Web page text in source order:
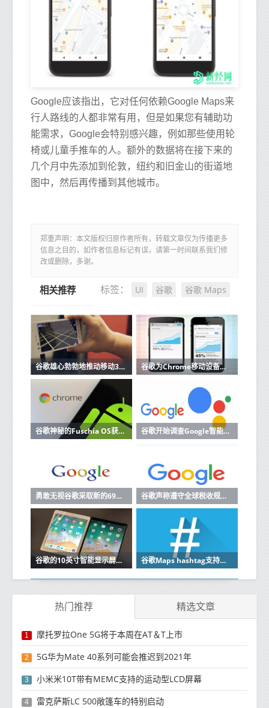
Google应该指出，它对任何依赖Google Maps来
行人路线的人都非常有用，但是如果您有辅助功
能需求，Google会特别感兴趣，例如那些使用轮
椅或儿童手推车的人。额外的数据将在接下来的
几个月中先添加到伦敦，纽约和旧金山的街道地
图中，然后再传播到其他城市。
郑重声明：本文版权归原作者所有，转载文章仅为传播更多
信息之目的，如作者信息标记有误，请第一时间联系我们修
改或删除，多谢。
标签： UI 谷歌 谷歌 Maps
相关推荐
谷歌雄心勃勃地推动移动3D绘图首先是Project Tango类似Kinect的智能手机 谷歌为Chrome移动设备带来了数据压缩功能
谷歌神秘的Fuschia OS获得了一个开发者网站 谷歌开始调查Google智能助理的泄露录音
勇敢无视谷歌采取新的69倍速Rust引擎削弱广告拦截的举动 谷歌声称遵守全球税收规则 支持国际标准
谷歌的10英寸智能显示屏很快就会上市 谷歌Maps hashtag支持悄悄出现在Android上
热门推荐 精选文章
1 摩托罗拉One 5G将于本周在AT＆T上市
2 5G华为Mate 40系列可能会推迟到2021年
3 小米米10T带有MEMC支持的运动型LCD屏幕
4 雷克萨斯LC 500敞篷车的特别启动